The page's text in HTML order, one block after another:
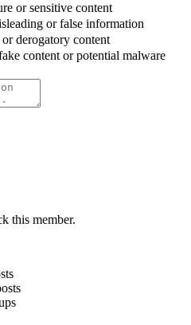
or sensitive content
or false information
derogatory content
content or potential malware
this member.